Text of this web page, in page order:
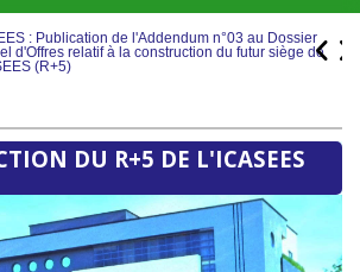
: la troisième phase d'apurement du RGPH-4
une nouvelle étape vers la finalisation des
du recensement
d'Offres relatif à la construction du futur siège de
(R+5)
: la troisième phase d'apurement du RGPH-4
une nouvelle étape vers la finalisation des
du recensement
DU R+5 DE L'ICASEES